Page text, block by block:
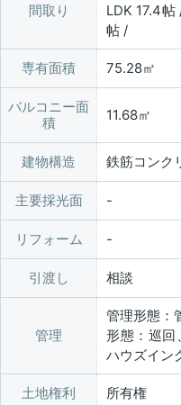
間取り
LDK 17.4
帖 /
専有面積 75.28㎡
バルコニー面
積
11.68㎡
建物構造 鉄筋コンク
主要採光面
リフォーム
引渡し 相談
管理
管理形態：
形態：巡回
ハウズイン
土地権利 所有権